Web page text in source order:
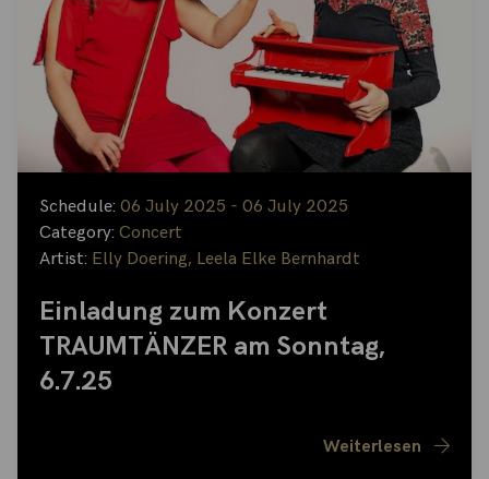
Schedule: 06 July 2025 - 06 July 2025
Category: Concert
Artist: Elly Doering, Leela Elke Bernhardt
Einladung zum Konzert
TRAUMTÄNZER am Sonntag,
6.7.25
Weiterlesen